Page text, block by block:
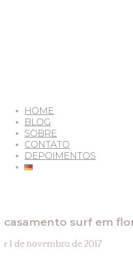
HOME
BLOG
SOBRE
CONTATO
DEPOIMENTOS
casamento surf em
1 de novembro de 2017